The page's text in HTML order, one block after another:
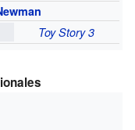
Toy Story 3